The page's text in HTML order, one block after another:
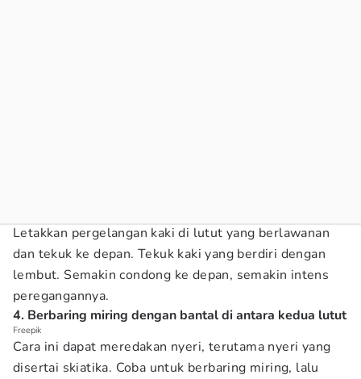
Letakkan pergelangan kaki di lutut yang berlawanan
dan tekuk ke depan. Tekuk kaki yang berdiri dengan
lembut. Semakin condong ke depan, semakin intens
peregangannya.
4. Berbaring miring dengan bantal di antara kedua lutut
Freepik
Cara ini dapat meredakan nyeri, terutama nyeri yang
disertai skiatika. Coba untuk berbaring miring, lalu